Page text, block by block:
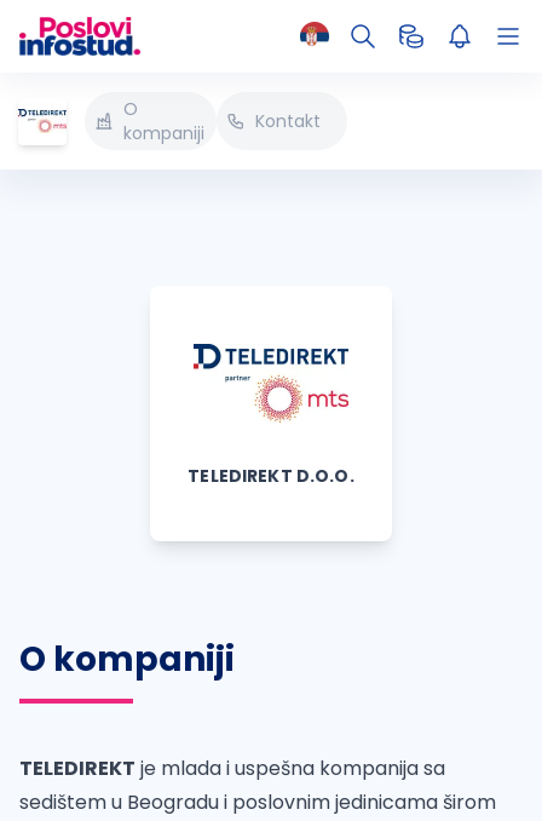
O
kompaniji
Kontakt
TELEDIREKT D.O.O.
O kompaniji
TELEDIREKT je mlada i uspešna kompanija sa
sedištem u Beogradu i poslovnim jedinicama širom